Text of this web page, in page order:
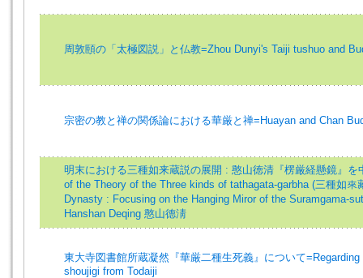
周敦頤の「太極図説」と仏教=Zhou Dunyi's Taiji tushuo and
宗密の教と禅の関係論における華厳と禅=Huayan and Chan
明末における三種如来蔵説の展開 : 憨山徳清『楞厳経懸鏡』を
of the Theory of the Three kinds of tathagata-garbha (三種如來
Dynasty : Focusing on the Hanging Miror of the Suramgama-
Hanshan Deqing 憨山德淸
東大寺図書館所蔵凝然『華厳二種生死義』について
shoujigi from Todaiji